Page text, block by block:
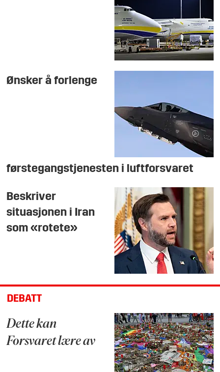
Ønsker å forlenge
førstegangstjenesten i luftforsvaret
Beskriver
situasjonen i Iran
som «rotete»
DEBATT
Dette kan
Forsvaret lære av